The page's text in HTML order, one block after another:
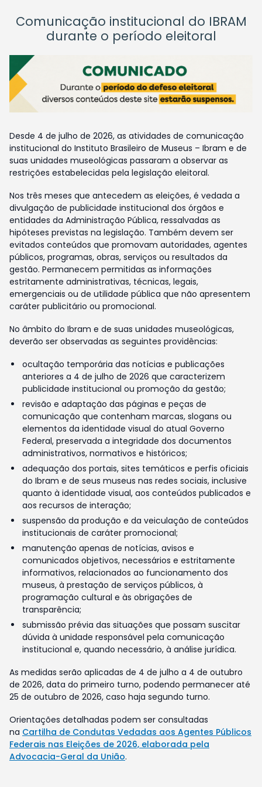
Comunicação institucional do IBRAM
durante o período eleitoral
Desde 4 de julho de 2026, as atividades de comunicação
institucional do Instituto Brasileiro de Museus – Ibram e de
suas unidades museológicas passaram a observar as
restrições estabelecidas pela legislação eleitoral.
Nos três meses que antecedem as eleições, é vedada a
divulgação de publicidade institucional dos órgãos e
entidades da Administração Pública, ressalvadas as
hipóteses previstas na legislação. Também devem ser
evitados conteúdos que promovam autoridades, agentes
públicos, programas, obras, serviços ou resultados da
gestão. Permanecem permitidas as informações
estritamente administrativas, técnicas, legais,
emergenciais ou de utilidade pública que não apresentem
caráter publicitário ou promocional.
No âmbito do Ibram e de suas unidades museológicas,
deverão ser observadas as seguintes providências:
ocultação temporária das notícias e publicações
anteriores a 4 de julho de 2026 que caracterizem
publicidade institucional ou promoção da gestão;
revisão e adaptação das páginas e peças de
comunicação que contenham marcas, slogans ou
elementos da identidade visual do atual Governo
Federal, preservada a integridade dos documentos
administrativos, normativos e históricos;
adequação dos portais, sites temáticos e perfis oficiais
do Ibram e de seus museus nas redes sociais, inclusive
quanto à identidade visual, aos conteúdos publicados e
aos recursos de interação;
suspensão da produção e da veiculação de conteúdos
institucionais de caráter promocional;
manutenção apenas de notícias, avisos e
comunicados objetivos, necessários e estritamente
informativos, relacionados ao funcionamento dos
museus, à prestação de serviços públicos, à
programação cultural e às obrigações de
transparência;
submissão prévia das situações que possam suscitar
dúvida à unidade responsável pela comunicação
institucional e, quando necessário, à análise jurídica.
As medidas serão aplicadas de 4 de julho a 4 de outubro
de 2026, data do primeiro turno, podendo permanecer até
25 de outubro de 2026, caso haja segundo turno.
Orientações detalhadas podem ser consultadas
na Cartilha de Condutas Vedadas aos Agentes Públicos
Federais nas Eleições de 2026, elaborada pela
Advocacia-Geral da União.